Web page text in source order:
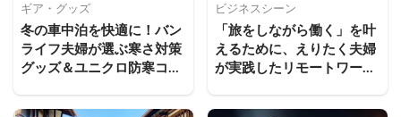
ギア・グッズ
冬の車中泊を快適に！バン
ライフ夫婦が選ぶ寒さ対策
グッズ＆ユニクロ防寒コー
ビジネスシーン
「旅をしながら働く」を叶
えるために、えりたく夫婦
が実践したリモートワーク